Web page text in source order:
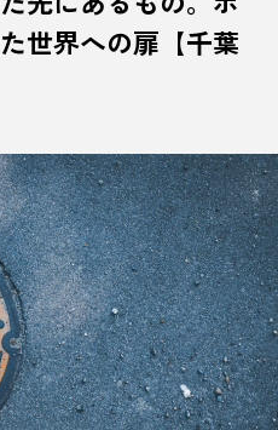
GOODS
地域の恵みと食文化を活かした
一無二のチーズ｜山田牧場 カー
サビアンカ【滋賀県甲賀市】
世界への扉【千葉